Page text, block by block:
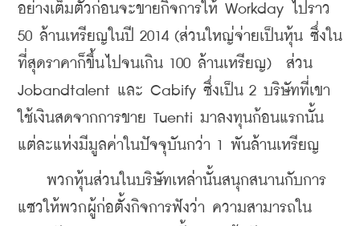
อย่างเต็มตัวก่อนจะขายกิจการให้ Workday ไปราว
50 ล้านเหรียญในปี 2014 (ส่วนใหญ่จ่ายเป็นหุ้น ซึ่งใน
ที่สุดราคาก็ขึ้นไปจนเกิน 100 ล้านเหรียญ)  ส่วน
Jobandtalent และ Cabify ซึ่งเป็น 2 บริษัทที่เขา
ใช้เงินสดจากการขาย Tuenti มาลงทุนก้อนแรกนั้น
แต่ละแห่งมีมูลค่าในปัจจุบันกว่า 1 พันล้านเหรียญ
พวกหุ้นส่วนในบริษัทเหล่านั้นสนุกสนานกับการ
แซวให้พวกผู้ก่อตั้งกิจการฟังว่า ความสามารถใน